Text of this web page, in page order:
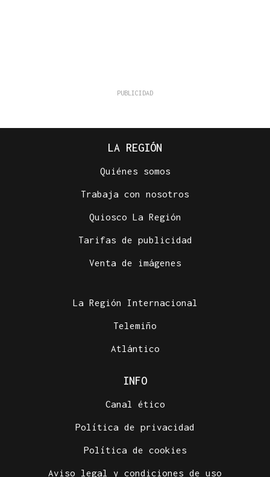
LA REGIÓN
Quiénes somos
Trabaja con nosotros
Quiosco La Región
Tarifas de publicidad
Venta de imágenes
La Región Internacional
Telemiño
Atlántico
INFO
Canal ético
Política de privacidad
Política de cookies
Aviso legal y condiciones de uso